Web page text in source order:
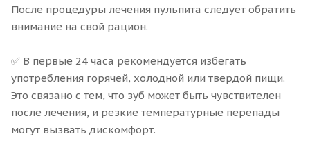
После процедуры лечения пульпита следует обратить
внимание на свой рацион.
✅ В первые 24 часа рекомендуется избегать
употребления горячей, холодной или твердой пищи.
Это связано с тем, что зуб может быть чувствителен
после лечения, и резкие температурные перепады
могут вызвать дискомфорт.